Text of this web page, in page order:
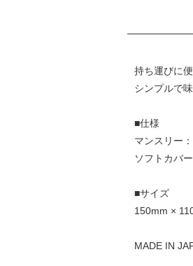
持ち運びに
シンプルで
■仕様
マンスリー
ソフトカバ
■サイズ
150mm ×
MADE IN